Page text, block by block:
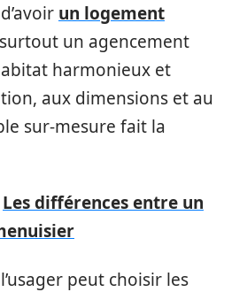
un logement
un agencement
harmonieux et
aux dimensions et au
sur-mesure fait la
Les différences entre un
peut choisir les